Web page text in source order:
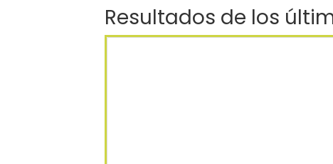
Resultados de los